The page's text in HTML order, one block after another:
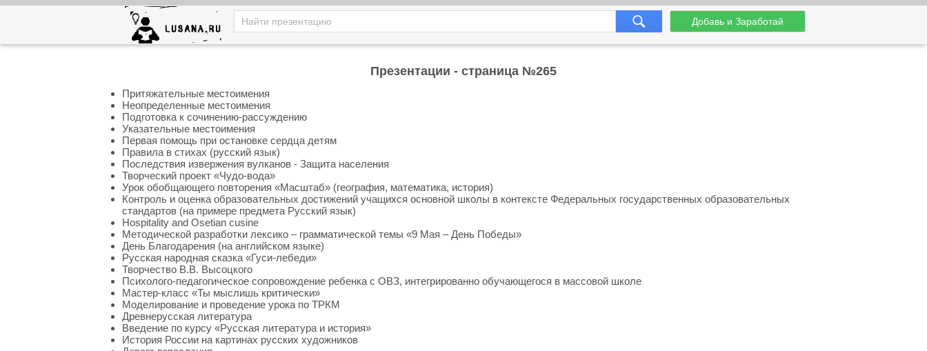
Добавь и Заработай
Презентации - страница №265
Притяжательные местоимения
Неопределенные местоимения
Подготовка к сочинению-рассуждению
Указательные местоимения
Первая помощь при остановке сердца детям
Правила в стихах (русский язык)
Последствия извержения вулканов - Защита населения
Творческий проект «Чудо-вода»
Урок обобщающего повторения «Масштаб» (география, математика, история)
Контроль и оценка образовательных достижений учащихся основной школы в контексте Федеральных государственных образовательных
стандартов (на примере предмета Русский язык)
Hospitality and Osetian cusine
Методической разработки лексико – грамматической темы «9 Мая – День Победы»
День Благодарения (на английском языке)
Русская народная сказка «Гуси-лебеди»
Творчество В.В. Высоцкого
Психолого-педагогическое сопровождение ребенка с ОВЗ, интегрированно обучающегося в массовой школе
Мастер-класс «Ты мыслишь критически»
Моделирование и проведение урока по ТРКМ
Древнерусская литература
Введение по курсу «Русская литература и история»
История России на картинах русских художников